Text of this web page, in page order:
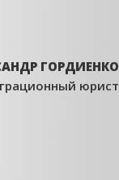
ГОРДИЕНКО
юрист